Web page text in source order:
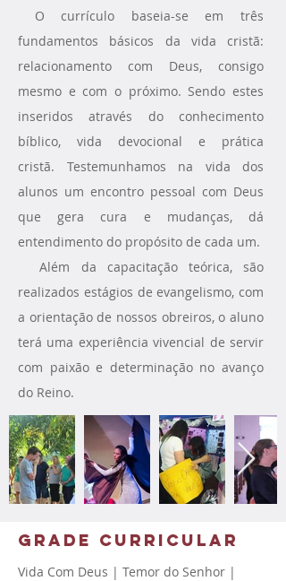
O currículo baseia-se em três
fundamentos básicos da vida cristã:
relacionamento com Deus, consigo
mesmo e com o próximo. Sendo estes
inseridos através do conhecimento
bíblico, vida devocional e prática
cristã. Testemunhamos na vida dos
alunos um encontro pessoal com Deus
que gera cura e mudanças, dá
entendimento do propósito de cada um.
Além da capacitação teórica, são
realizados estágios de evangelismo, com
a orientação de nossos obreiros, o aluno
terá uma experiência vivencial de servir
com paixão e determinação no avanço
do Reino.
grade curricular
Vida Com Deus | Temor do Senhor |